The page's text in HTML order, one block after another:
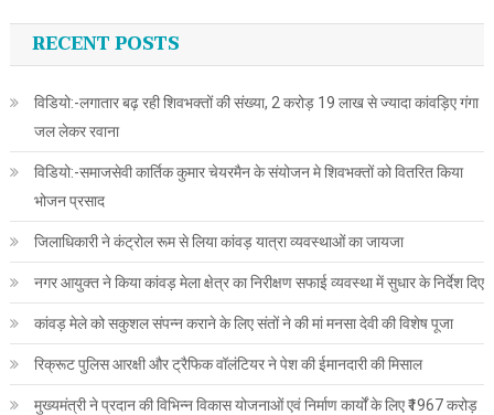
RECENT POSTS
विडियो:-लगातार बढ़ रही शिवभक्तों की संख्या, 2 करोड़ 19 लाख से ज्यादा कांवड़िए गंगा
जल लेकर रवाना
विडियो:-समाजसेवी कार्तिक कुमार चेयरमैन के संयोजन मे शिवभक्तों को वितरित किया
भोजन प्रसाद
जिलाधिकारी ने कंट्रोल रूम से लिया कांवड़ यात्रा व्यवस्थाओं का जायजा
नगर आयुक्त ने किया कांवड़ मेला क्षेत्र का निरीक्षण सफाई व्यवस्था में सुधार के निर्देश दिए
कांवड़ मेले को सकुशल संपन्न कराने के लिए संतों ने की मां मनसा देवी की विशेष पूजा
रिक्रूट पुलिस आरक्षी और ट्रैफिक वॉलंटियर ने पेश की ईमानदारी की मिसाल
मुख्यमंत्री ने प्रदान की विभिन्न विकास योजनाओं एवं निर्माण कार्यों के लिए ₹1967 करोड़